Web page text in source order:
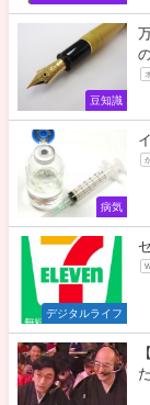
豆知識
病気
デジタルライフ